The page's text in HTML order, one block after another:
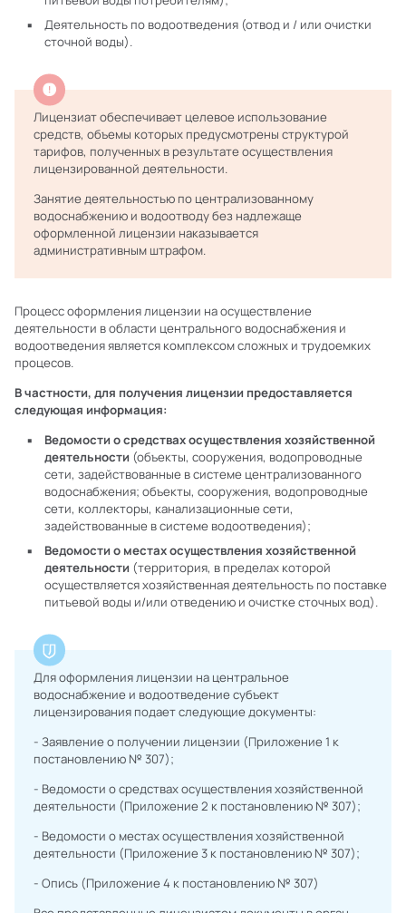
Деятельность по водоотведения (отвод и / или очистки
сточной воды).
Лицензиат обеспечивает целевое использование
средств, объемы которых предусмотрены структурой
тарифов, полученных в результате осуществления
лицензированной деятельности.
Занятие деятельностью по централизованному
водоснабжению и водоотводу без надлежаще
оформленной лицензии наказывается
административным штрафом.
Процесс оформления лицензии на осуществление
деятельности в области центрального водоснабжения и
водоотведения является комплексом сложных и трудоемких
процесов.
В частности, для получения лицензии предоставляется
следующая информация:
Ведомости о средствах осуществления хозяйственной
деятельности (объекты, сооружения, водопроводные
сети, задействованные в системе централизованного
водоснабжения; объекты, сооружения, водопроводные
сети, коллекторы, канализационные сети,
задействованные в системе водоотведения);
Ведомости о местах осуществления хозяйственной
деятельности (территория, в пределах которой
осуществляется хозяйственная деятельность по поставке
питьевой воды и/или отведению и очистке сточных вод).
Для оформления лицензии на центральное
водоснабжение и водоотведение субъект
лицензирования подает следующие документы:
- Заявление о получении лицензии (Приложение 1 к
постановлению № 307);
- Ведомости о средствах осуществления хозяйственной
деятельности (Приложение 2 к постановлению № 307);
- Ведомости о местах осуществления хозяйственной
деятельности (Приложение 3 к постановлению № 307);
- Опись (Приложение 4 к постановлению № 307)